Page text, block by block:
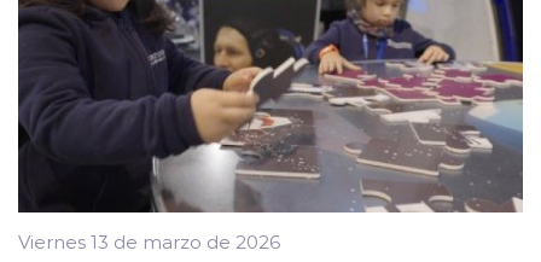
Viernes 13 de marzo de 2026